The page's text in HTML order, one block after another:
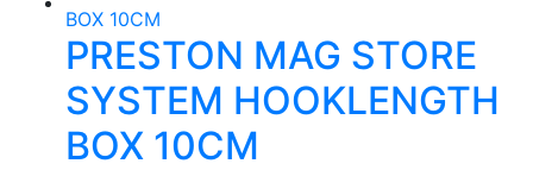
PRESTON MAG STORE
SYSTEM HOOKLENGTH
BOX 10CM